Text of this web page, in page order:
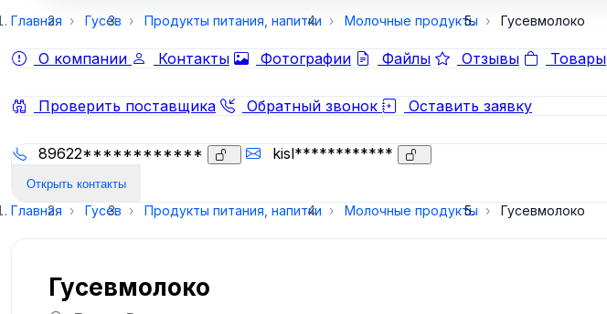
Главная Гусев Продукты питания, напитки Молочные продукты Гусевмолоко
О компании
Контакты Фотографии Файлы Отзывы Товары
Проверить поставщика Обратный звонок Оставить заявку
89622************ kisl************
Открыть контакты
Главная Гусев Продукты питания, напитки Молочные продукты Гусевмолоко
Гусевмолоко